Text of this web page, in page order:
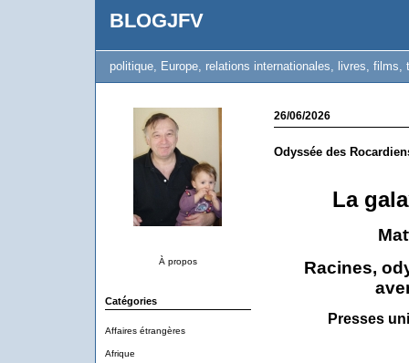
BLOGJFV
politique, Europe, relations internationales, livres, films,
À propos
Catégories
Affaires étrangères
Afrique
26/06/2026
Odyssée des
La
Racines,
Presses